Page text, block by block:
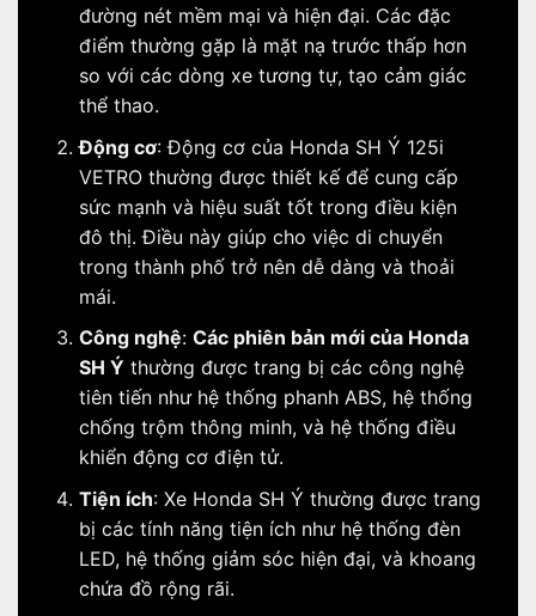
đường nét mềm mại và hiện đại. Các đặc
điểm thường gặp là mặt nạ trước thấp hơn
so với các dòng xe tương tự, tạo cảm giác
thể thao.
Động cơ: Động cơ của Honda SH Ý 125i
VETRO thường được thiết kế để cung cấp
sức mạnh và hiệu suất tốt trong điều kiện
đô thị. Điều này giúp cho việc di chuyển
trong thành phố trở nên dễ dàng và thoải
mái.
Công nghệ: Các phiên bản mới của Honda
SH Ý thường được trang bị các công nghệ
tiên tiến như hệ thống phanh ABS, hệ thống
chống trộm thông minh, và hệ thống điều
khiển động cơ điện tử.
Tiện ích: Xe Honda SH Ý thường được trang
bị các tính năng tiện ích như hệ thống đèn
LED, hệ thống giảm sóc hiện đại, và khoang
chứa đồ rộng rãi.